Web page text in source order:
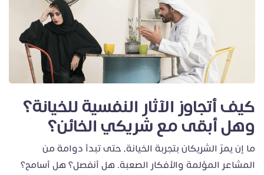
كيف أتجاوز الآثار النفسية للخيانة؟
وهل أبقى مع شريكي الخائن؟
ما إن يمرّ الشريكان بتجربة الخيانة، حتى تبدأ دوامة من
المشاعر المؤلمة والأفكار الصعبة. هل أنفصل؟ هل أسامح؟